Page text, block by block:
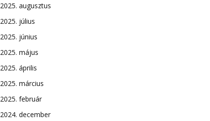
2025. augusztus
2025. július
2025. június
2025. május
2025. április
2025. március
2025. február
2024. december